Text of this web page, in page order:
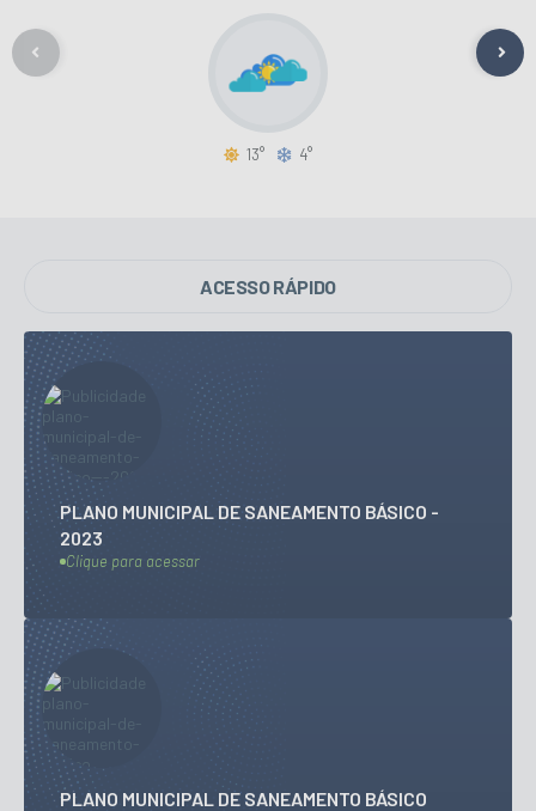
15° 7°
ACESSO RÁPIDO
PLANO MUNICIPAL DE SANEAMENTO BÁSICO -
2023
Clique para acessar
PLANO MUNICIPAL DE SANEAMENTO BÁSICO